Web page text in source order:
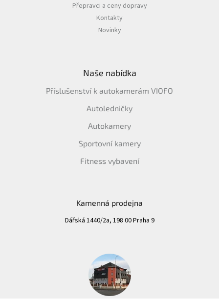
Přepravci a ceny dopravy
Kontakty
Novinky
Naše nabídka
Příslušenství k autokamerám VIOFO
Autoledničky
Autokamery
Sportovní kamery
Fitness vybavení
Kamenná prodejna
Dářská 1440/2a, 198 00 Praha 9